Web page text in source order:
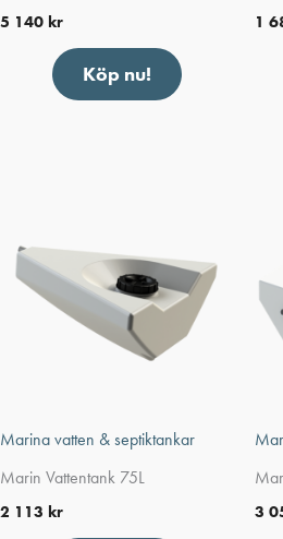
5 140 kr
Köp nu!
1
Marina vatten & septiktankar
Marin Vattentank 75L
2 113 kr 3